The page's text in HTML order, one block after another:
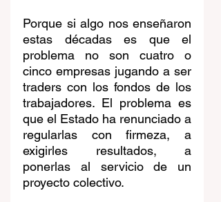
Porque si algo nos enseñaron
estas décadas es que el
problema no son cuatro o
cinco empresas jugando a ser
traders con los fondos de los
trabajadores. El problema es
que el Estado ha renunciado a
regularlas con firmeza, a
exigirles resultados, a
ponerlas al servicio de un
proyecto colectivo.